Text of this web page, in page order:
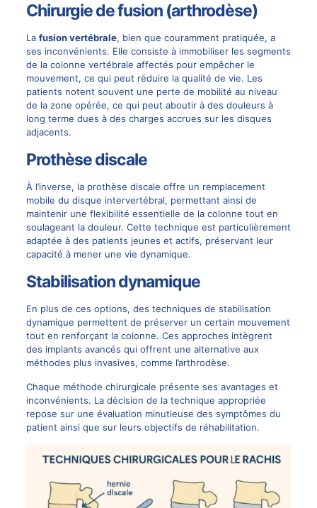
Chirurgie de fusion (arthrodèse)
La fusion vertébrale, bien que couramment pratiquée, a
ses inconvénients. Elle consiste à immobiliser les segments
de la colonne vertébrale affectés pour empêcher le
mouvement, ce qui peut réduire la qualité de vie. Les
patients notent souvent une perte de mobilité au niveau
de la zone opérée, ce qui peut aboutir à des douleurs à
long terme dues à des charges accrues sur les disques
adjacents.
Prothèse discale
À l’inverse, la prothèse discale offre un remplacement
mobile du disque intervertébral, permettant ainsi de
maintenir une flexibilité essentielle de la colonne tout en
soulageant la douleur. Cette technique est particulièrement
adaptée à des patients jeunes et actifs, préservant leur
capacité à mener une vie dynamique.
Stabilisation dynamique
En plus de ces options, des techniques de stabilisation
dynamique permettent de préserver un certain mouvement
tout en renforçant la colonne. Ces approches intègrent
des implants avancés qui offrent une alternative aux
méthodes plus invasives, comme l’arthrodèse.
Chaque méthode chirurgicale présente ses avantages et
inconvénients. La décision de la technique appropriée
repose sur une évaluation minutieuse des symptômes du
patient ainsi que sur leurs objectifs de réhabilitation.